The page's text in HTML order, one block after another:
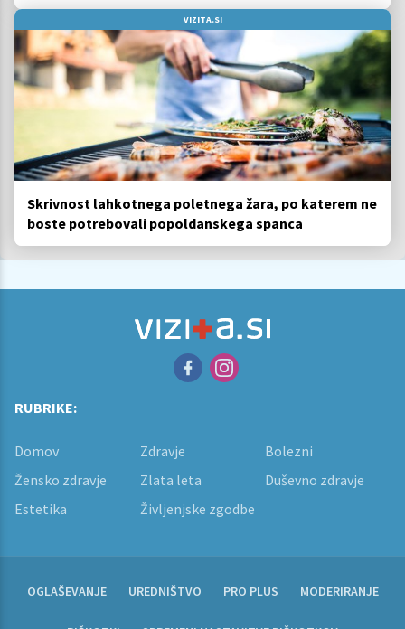
VIZITA.SI
Skrivnost lahkotnega poletnega žara, po katerem ne
boste potrebovali popoldanskega spanca
RUBRIKE:
Domov Zdravje
Bolezni
Žensko zdravje
Zlata leta
Duševno zdravje
Estetika
Življenjske zgodbe
OGLAŠEVANJE UREDNIŠTVO PRO PLUS MODERIRANJE